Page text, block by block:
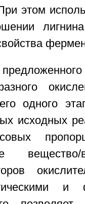
этом
одного
исходных
и